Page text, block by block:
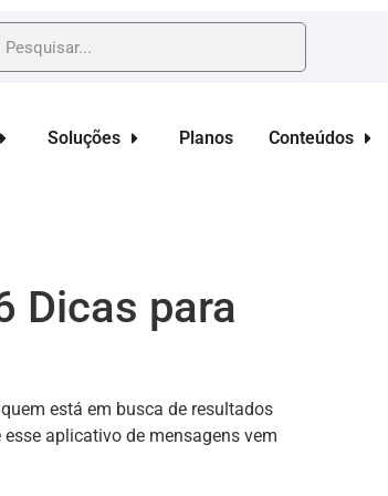
Soluções Planos Conteúdos
Dicas para
está em busca de resultados
esse aplicativo de mensagens vem